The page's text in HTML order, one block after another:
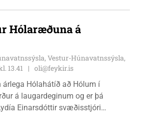
Hólaræðuna á
Vestur-Húnavatnssýsla,
13.41
oli@feykir.is
Hólahátíð að Hólum í
á laugardeginum og er þá
Einarsdóttir svæðisstjóri